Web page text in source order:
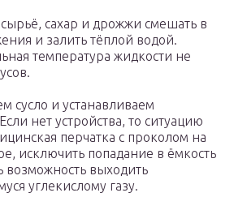
сахар и дрожжи смешать в
и залить тёплой водой.
температура жидкости не
сусло и устанавливаем
нет устройства, то ситуацию
перчатка с проколом на
исключить попадание в ёмкость
возможность выходить
углекислому газу.